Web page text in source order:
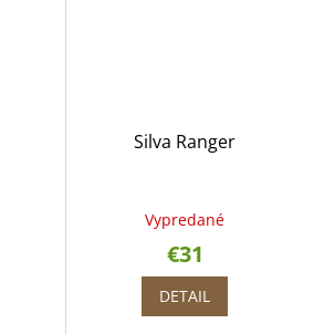
Silva Ranger
Vypredané
€31
DETAIL